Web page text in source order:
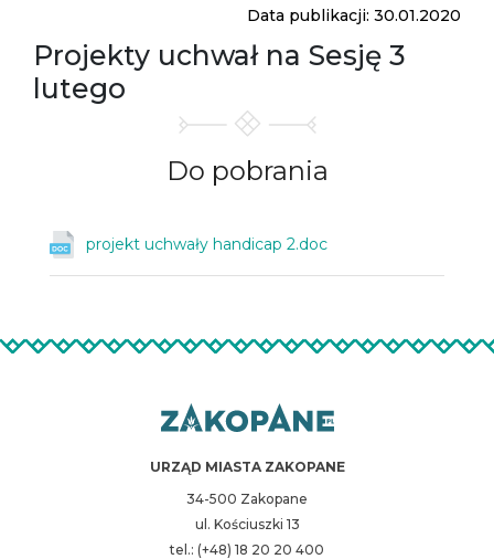
Data publikacji: 30.01.2020
Projekty uchwał na Sesję 3
lutego
Do pobrania
projekt uchwały handicap 2.doc
URZĄD MIASTA ZAKOPANE
34-500 Zakopane
ul. Kościuszki 13
tel.: (+48) 18 20 20 400